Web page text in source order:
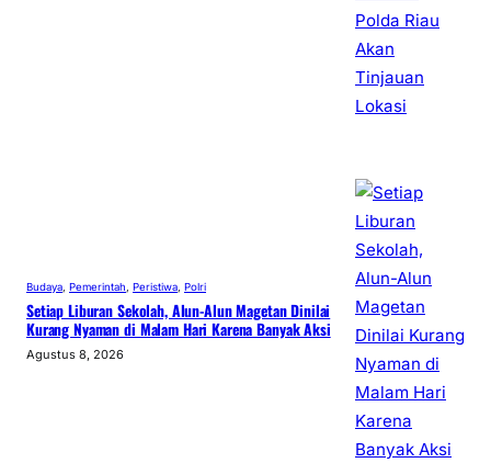
Budaya Pemerintah Peristiwa Polri
Setiap Liburan Sekolah, Alun-Alun Magetan Dinilai
Kurang Nyaman di Malam Hari Karena Banyak Aksi
Agustus 8, 2026